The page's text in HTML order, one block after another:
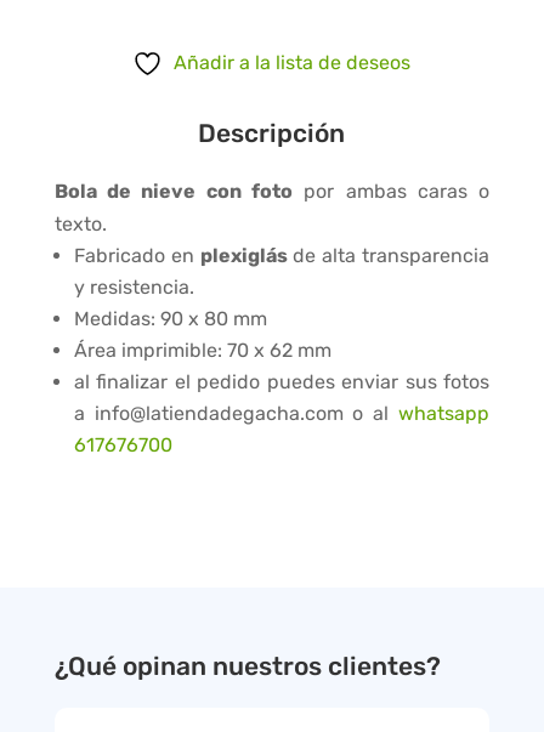
Añadir a la lista de deseos
Descripción
Bola de nieve con foto por ambas caras o
texto.
Fabricado en plexiglásde alta transparencia
y resistencia.
Medidas: 90 x 80 mm
Área imprimible: 70 x 62 mm
al finalizar el pedido puedes enviar sus fotos
a info@latiendadegacha.com o alwhatsapp
617676700
¿Qué opinan nuestros clientes?